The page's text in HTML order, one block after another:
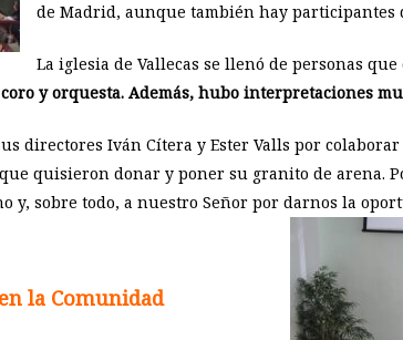
de Madrid, aunque también hay participantes
La iglesia de Vallecas se llenó de personas
y orquesta. Además, hubo interpretaciones
directores Iván Cítera y Ester Valls por
quisieron donar y poner su granito de arena.
y, sobre todo, a nuestro Señor por darnos la
la Comunidad